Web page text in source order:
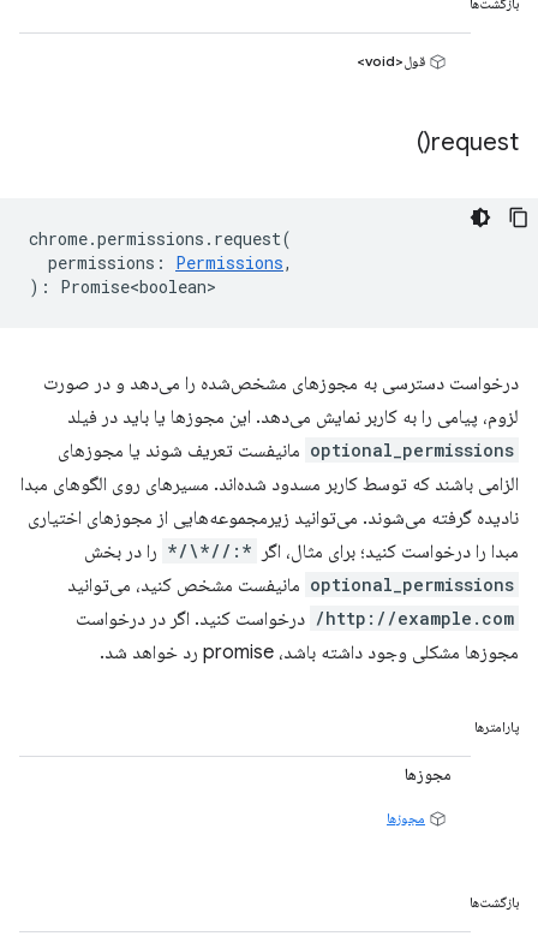
قول<void>
request(
)
chrome.permissions . request(
permissions : Permissions,
) : Promise<boolean>
درخواست دسترسی به مجوزهای مشخص‌شده را می‌دهد و در صورت
لزوم، پیامی را به کاربر نمایش می‌دهد. این مجوزها یا باید در فیلد
optional_permissions مانیفست تعریف شوند یا مجوزهای
الزامی باشند که توسط کاربر مسدود شده‌اند. مسیرهای روی الگوهای مبدا
نادیده گرفته می‌شوند. می‌توانید زیرمجموعه‌هایی از مجوزهای اختیاری
مبدا را درخواست کنید؛ برای مثال، اگر
*://*\/* را در بخش
optional_permissions مانیفست مشخص کنید، می‌توانید
http://example.com/
درخواست کنید. اگر در درخواست
مجوزها مشکلی وجود داشته باشد، promise رد خواهد شد.
پارامترها
مجوزها
مجوزها
بازگشت‌ها